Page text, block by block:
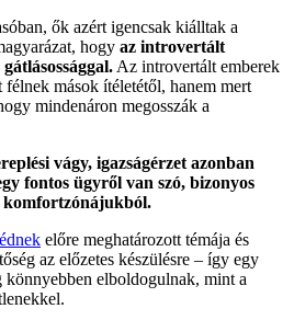
ők azért igencsak kiálltak a
hogy az introvertált
Az introvertált emberek
mások ítéletétől, hanem mert
mindenáron megosszák a
vágy, igazságérzet azonban
fontos ügyről van szó, bizonyos
komfortzónájukból.
előre meghatározott témája és
az előzetes készülésre – így egy
elboldogulnak, mint a